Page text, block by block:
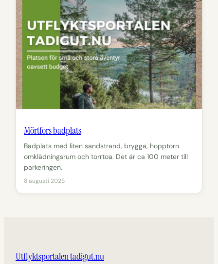
Mörtfors badplats
Badplats med liten sandstrand, brygga, hopptorn
omklädningsrum och torrtoa. Det är ca 100 meter till
parkeringen.
8 augusti 2025
Utflyktsportalen tadigut.nu